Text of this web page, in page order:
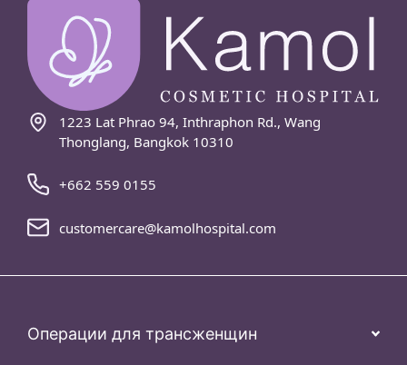
1223 Lat Phrao 94, Inthraphon Rd., Wang
Thonglang, Bangkok 10310
+662 559 0155
customercare@kamolhospital.com
Операции для трансженщин